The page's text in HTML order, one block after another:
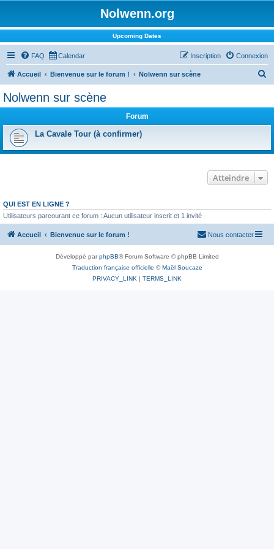
Nolwenn.org
Upcoming Dates
FAQ Calendar Connexion
Inscription
Accueil Bienvenue sur le forum ! Nolwenn sur scène
Nolwenn sur scène
Forum
La Cavale Tour (à confirmer)
Atteindre
QUI EST EN LIGNE ?
Utilisateurs parcourant ce forum : Aucun utilisateur inscrit et 1 invité
Accueil Bienvenue sur le forum ! Nous contacter
Développé parphpBB® Forum Software © phpBB Limited
Traduction française officielle ©Maël Soucaze
PRIVACY_LINK | TERMS_LINK